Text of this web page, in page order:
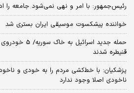
رئیس‌جمهور: با امر و نهی نمی‌شود جامعه را
خواننده پیشکسوت موسیقی ایران بستری شد
حمله جدید
قنیطره شدند
پزشکیان: با خط‌کشی مردم را به خودی و
ناخودی اصلا وجود ندارد